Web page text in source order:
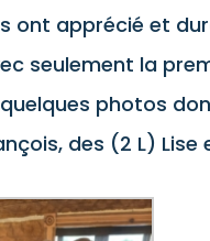
ont apprécié et
seulement la
photos
des (2 L) Lise